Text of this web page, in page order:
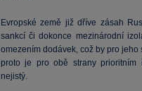
Evropské země již dříve zásah
sankcí či dokonce mezinárodní
omezením dodávek, což by pro jeho
proto je pro obě strany prioritním
nejistý.